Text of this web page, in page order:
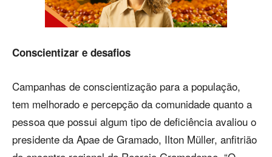
Conscientizar e desafios
Campanhas de conscientização para a população,
tem melhorado e percepção da comunidade quanto a
pessoa que possui algum tipo de deficiência avaliou o
presidente da Apae de Gramado, Ilton Müller, anfitrião